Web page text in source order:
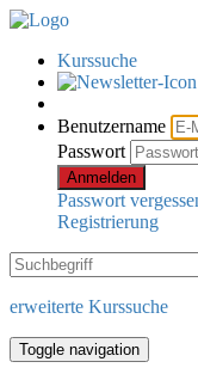
Kurssuche
Benutzername
Passwort
Anmelden
Passwort
Registrierung
erweiterte Kurssuche
Toggle navigation